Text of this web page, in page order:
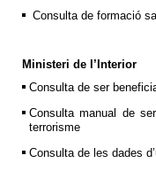
Consulta de formació
Ministeri de l’Interior
Consulta de ser
Consulta manual de
terrorisme
Consulta de les dades